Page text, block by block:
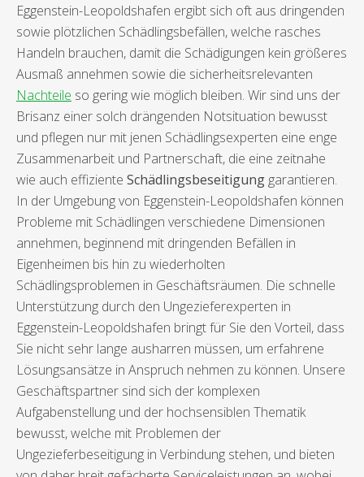
Eggenstein-Leopoldshafen ergibt sich oft aus dringenden
sowie plötzlichen Schädlingsbefällen, welche rasches
Handeln brauchen, damit die Schädigungen kein größeres
Ausmaß annehmen sowie die sicherheitsrelevanten
Nachteile so gering wie möglich bleiben. Wir sind uns der
Brisanz einer solch drängenden Notsituation bewusst
und pflegen nur mit jenen Schädlingsexperten eine enge
Zusammenarbeit und Partnerschaft, die eine zeitnahe
wie auch effiziente Schädlingsbeseitigung garantieren.
In der Umgebung von Eggenstein-Leopoldshafen können
Probleme mit Schädlingen verschiedene Dimensionen
annehmen, beginnend mit dringenden Befällen in
Eigenheimen bis hin zu wiederholten
Schädlingsproblemen in Geschäftsräumen. Die schnelle
Unterstützung durch den Ungezieferexperten in
Eggenstein-Leopoldshafen bringt für Sie den Vorteil, dass
Sie nicht sehr lange ausharren müssen, um erfahrene
Lösungsansätze in Anspruch nehmen zu können. Unsere
Geschäftspartner sind sich der komplexen
Aufgabenstellung und der hochsensiblen Thematik
bewusst, welche mit Problemen der
Ungezieferbeseitigung in Verbindung stehen, und bieten